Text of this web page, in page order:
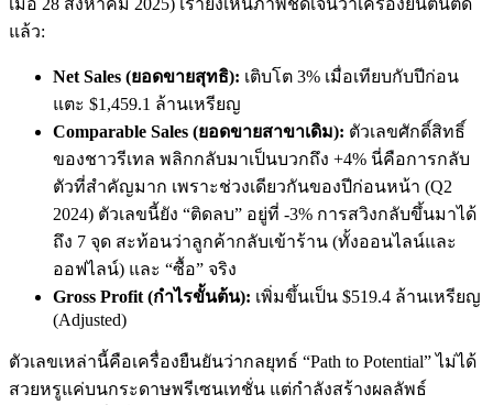
เมื่อ 28 สิงหาคม 2025) เรายิ่งเห็นภาพชัดเจนว่าเครื่องยนต์นี้ติด
แล้ว:
Net Sales (ยอดขายสุทธิ): เติบโต 3% เมื่อเทียบกับปีก่อน
แตะ $1,459.1 ล้านเหรียญ
Comparable Sales (ยอดขายสาขาเดิม): ตัวเลขศักดิ์สิทธิ์
ของชาวรีเทล พลิกกลับมาเป็นบวกถึง +4% นี่คือการกลับ
ตัวที่สำคัญมาก เพราะช่วงเดียวกันของปีก่อนหน้า (Q2
2024) ตัวเลขนี้ยัง “ติดลบ” อยู่ที่ -3% การสวิงกลับขึ้นมาได้
ถึง 7 จุด สะท้อนว่าลูกค้ากลับเข้าร้าน (ทั้งออนไลน์และ
ออฟไลน์) และ “ซื้อ” จริง
Gross Profit (กำไรขั้นต้น): เพิ่มขึ้นเป็น $519.4 ล้านเหรียญ
(Adjusted)
ตัวเลขเหล่านี้คือเครื่องยืนยันว่ากลยุทธ์ “Path to Potential” ไม่ได้
สวยหรูแค่บนกระดาษพรีเซนเทชั่น แต่กำลังสร้างผลลัพธ์